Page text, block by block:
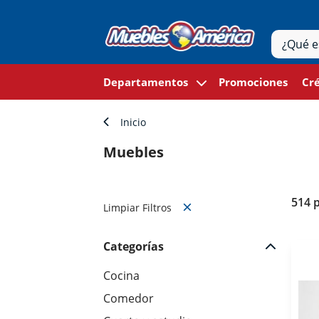
Departamentos Promociones
Inicio
Muebles
Limpiar Filtros
Categorías
Cocina
Comedor
514